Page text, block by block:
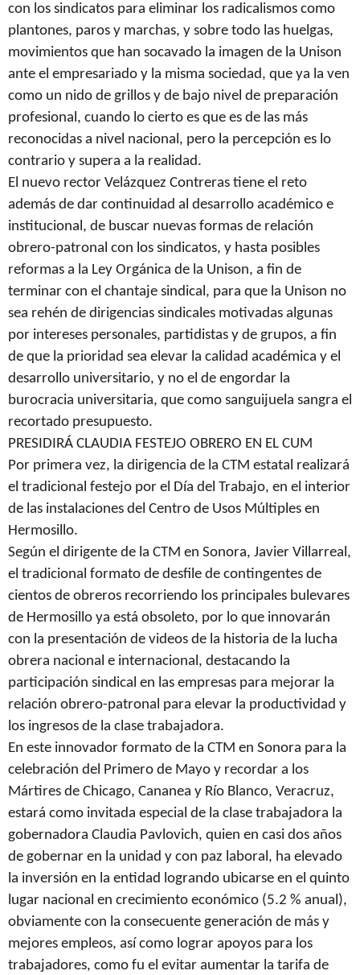
con los sindicatos para eliminar los radicalismos como
plantones, paros y marchas, y sobre todo las huelgas,
movimientos que han socavado la imagen de la Unison
ante el empresariado y la misma sociedad, que ya la ven
como un nido de grillos y de bajo nivel de preparación
profesional, cuando lo cierto es que es de las más
reconocidas a nivel nacional, pero la percepción es lo
contrario y supera a la realidad.
El nuevo rector Velázquez Contreras tiene el reto
además de dar continuidad al desarrollo académico e
institucional, de buscar nuevas formas de relación
obrero-patronal con los sindicatos, y hasta posibles
reformas a la Ley Orgánica de la Unison, a fin de
terminar con el chantaje sindical, para que la Unison no
sea rehén de dirigencias sindicales motivadas algunas
por intereses personales, partidistas y de grupos, a fin
de que la prioridad sea elevar la calidad académica y el
desarrollo universitario, y no el de engordar la
burocracia universitaria, que como sanguijuela sangra el
recortado presupuesto.
PRESIDIRÁ CLAUDIA FESTEJO OBRERO EN EL CUM
Por primera vez, la dirigencia de la CTM estatal realizará
el tradicional festejo por el Día del Trabajo, en el interior
de las instalaciones del Centro de Usos Múltiples en
Hermosillo.
Según el dirigente de la CTM en Sonora, Javier Villarreal,
el tradicional formato de desfile de contingentes de
cientos de obreros recorriendo los principales bulevares
de Hermosillo ya está obsoleto, por lo que innovarán
con la presentación de videos de la historia de la lucha
obrera nacional e internacional, destacando la
participación sindical en las empresas para mejorar la
relación obrero-patronal para elevar la productividad y
los ingresos de la clase trabajadora.
En este innovador formato de la CTM en Sonora para la
celebración del Primero de Mayo y recordar a los
Mártires de Chicago, Cananea y Río Blanco, Veracruz,
estará como invitada especial de la clase trabajadora la
gobernadora Claudia Pavlovich, quien en casi dos años
de gobernar en la unidad y con paz laboral, ha elevado
la inversión en la entidad logrando ubicarse en el quinto
lugar nacional en crecimiento económico (5.2 % anual),
obviamente con la consecuente generación de más y
mejores empleos, así como lograr apoyos para los
trabajadores, como fu el evitar aumentar la tarifa de